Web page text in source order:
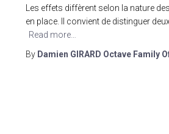
Les effets diffèrent selon la nature
en place. Il convient de distinguer
Read more…
By Damien GIRARD Octave Family